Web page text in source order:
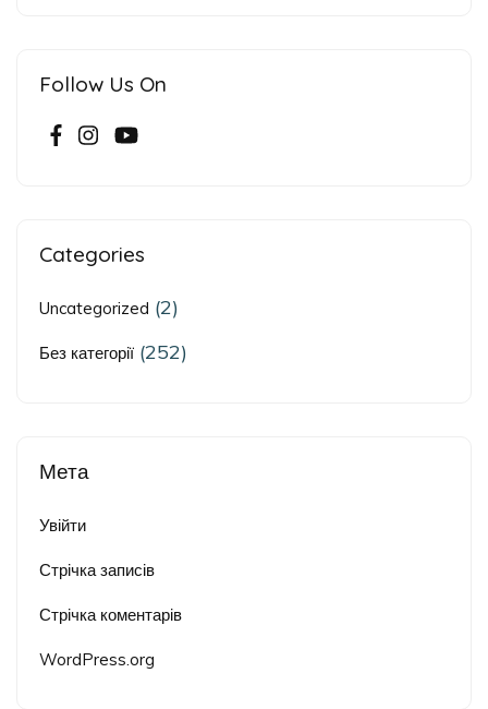
Follow Us On
Categories
Uncategorized (2)
Без категорії (252)
Мета
Увійти
Стрічка записів
Стрічка коментарів
WordPress.org